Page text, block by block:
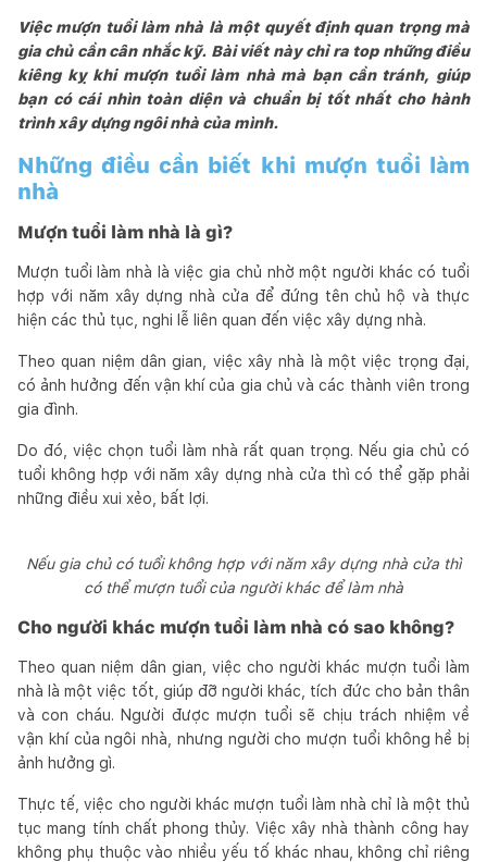
Việc mượn tuổi làm nhà là một quyết định quan trọng mà
gia chủ cần cân nhắc kỹ. Bài viết này chỉ ra top những điều
kiêng kỵ khi mượn tuổi làm nhà mà bạn cần tránh, giúp
bạn có cái nhìn toàn diện và chuẩn bị tốt nhất cho hành
trình xây dựng ngôi nhà của mình.
Những điều cần biết khi mượn tuổi làm
nhà
Mượn tuổi làm nhà là gì?
Mượn tuổi làm nhà là việc gia chủ nhờ một người khác có tuổi
hợp với năm xây dựng nhà cửa để đứng tên chủ hộ và thực
hiện các thủ tục, nghi lễ liên quan đến việc xây dựng nhà.
Theo quan niệm dân gian, việc xây nhà là một việc trọng đại,
có ảnh hưởng đến vận khí của gia chủ và các thành viên trong
gia đình.
Do đó, việc chọn tuổi làm nhà rất quan trọng. Nếu gia chủ có
tuổi không hợp với năm xây dựng nhà cửa thì có thể gặp phải
những điều xui xẻo, bất lợi.
Nếu gia chủ có tuổi không hợp với năm xây dựng nhà cửa thì
có thể mượn tuổi của người khác để làm nhà
Cho người khác mượn tuổi làm nhà có sao không?
Theo quan niệm dân gian, việc cho người khác mượn tuổi làm
nhà là một việc tốt, giúp đỡ người khác, tích đức cho bản thân
và con cháu. Người được mượn tuổi sẽ chịu trách nhiệm về
vận khí của ngôi nhà, nhưng người cho mượn tuổi không hề bị
ảnh hưởng gì.
Thực tế, việc cho người khác mượn tuổi làm nhà chỉ là một thủ
tục mang tính chất phong thủy. Việc xây nhà thành công hay
không phụ thuộc vào nhiều yếu tố khác nhau, không chỉ riêng